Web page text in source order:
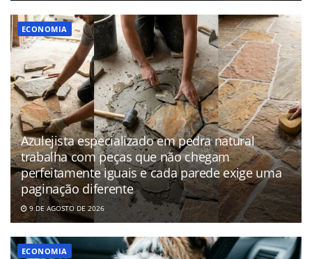
ECONOMIA
Azulejista especializado em pedra natural
trabalha com peças que não chegam
perfeitamente iguais e cada parede exige uma
paginação diferente
9 DE AGOSTO DE 2026
ECONOMIA